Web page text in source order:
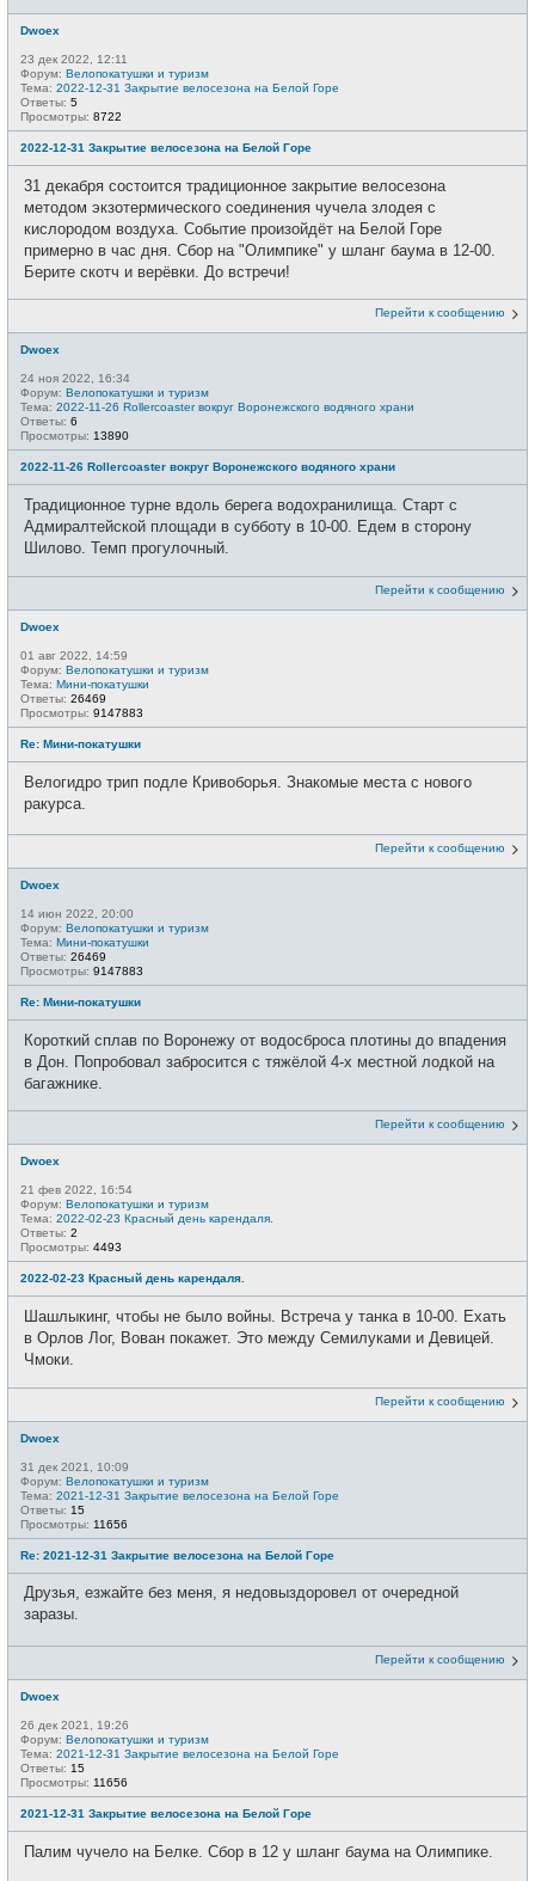
Dwoex
23 дек 2022, 12:11
Форум: Велопокатушки и туризм
Тема: 2022-12-31 Закрытие велосезона на Белой Горе
Ответы: 5
Просмотры: 8722
2022-12-31 Закрытие велосезона на Белой Горе
31 декабря состоится традиционное закрытие велосезона
методом экзотермического соединения чучела злодея с
кислородом воздуха. Событие произойдёт на Белой Горе
примерно в час дня. Сбор на "Олимпике" у шланг баума в 12-00.
Берите скотч и верёвки. До встречи!
Перейти к сообщению
Dwoex
24 ноя 2022, 16:34
Форум: Велопокатушки и туризм
Тема: 2022-11-26 Rollercoaster вокруг Воронежского водяного храни
Ответы: 6
Просмотры: 13890
2022-11-26 Rollercoaster вокруг Воронежского водяного храни
Традиционное турне вдоль берега водохранилища. Старт с
Адмиралтейской площади в субботу в 10-00. Едем в сторону
Шилово. Темп прогулочный.
Перейти к сообщению
Dwoex
01 авг 2022, 14:59
Форум: Велопокатушки и туризм
Тема: Мини-покатушки
Ответы: 26469
Просмотры: 9147883
Re: Мини-покатушки
Велогидро трип подле Кривоборья. Знакомые места с нового
ракурса.
Перейти к сообщению
Dwoex
14 июн 2022, 20:00
Форум: Велопокатушки и туризм
Тема: Мини-покатушки
Ответы: 26469
Просмотры: 9147883
Re: Мини-покатушки
Короткий сплав по Воронежу от водосброса плотины до впадения
в Дон. Попробовал забросится с тяжёлой 4-х местной лодкой на
багажнике.
Перейти к сообщению
Dwoex
21 фев 2022, 16:54
Форум: Велопокатушки и туризм
Тема: 2022-02-23 Красный день карендаля.
Ответы: 2
Просмотры: 4493
2022-02-23 Красный день карендаля.
Шашлыкинг, чтобы не было войны. Встреча у танка в 10-00. Ехать
в Орлов Лог, Вован покажет. Это между Семилуками и Девицей.
Чмоки.
Перейти к сообщению
Dwoex
31 дек 2021, 10:09
Форум: Велопокатушки и туризм
Тема: 2021-12-31 Закрытие велосезона на Белой Горе
Ответы: 15
Просмотры: 11656
Re: 2021-12-31 Закрытие велосезона на Белой Горе
Друзья, езжайте без меня, я недовыздоровел от очередной
заразы.
Перейти к сообщению
Dwoex
26 дек 2021, 19:26
Форум: Велопокатушки и туризм
Тема: 2021-12-31 Закрытие велосезона на Белой Горе
Ответы: 15
Просмотры: 11656
2021-12-31 Закрытие велосезона на Белой Горе
Палим чучело на Белке. Сбор в 12 у шланг баума на Олимпике.